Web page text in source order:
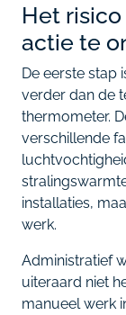
Het
actie te
De eerste stap
verder dan de
thermometer.
verschillende
installaties,
werk.
Administratief
uiteraard niet
manueel werk